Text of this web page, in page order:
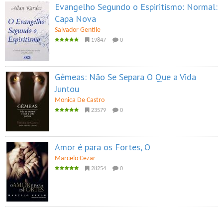
Evangelho Segundo o Espiritismo: Normal:
Capa Nova
Salvador Gentile
19847 0
Gêmeas: Não Se Separa O Que a Vida
Juntou
Monica De Castro
23579 0
Amor é para os Fortes, O
Marcelo Cezar
28254 0